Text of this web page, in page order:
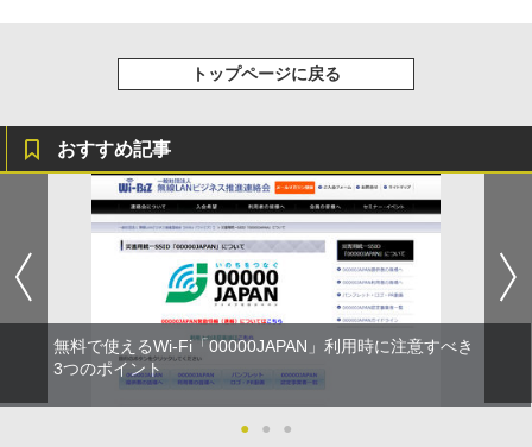
トップページに戻る
おすすめ記事
無料で使えるWi-Fi「00000JAPAN」利用時に注意すべき
3つのポイント
● ● ●